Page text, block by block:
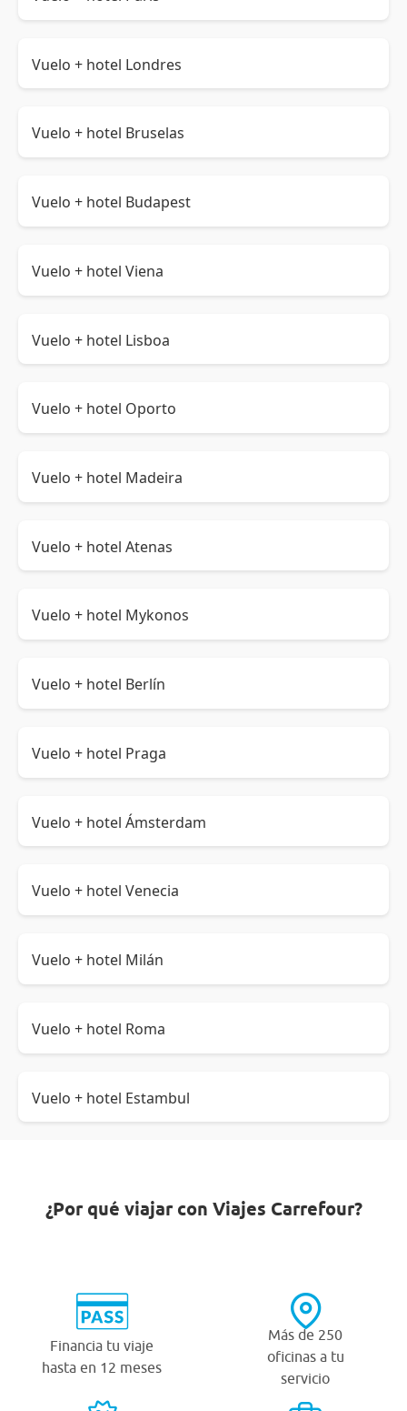
Vuelo + hotel Londres
Vuelo + hotel Bruselas
Vuelo + hotel Budapest
Vuelo + hotel Viena
Vuelo + hotel Lisboa
Vuelo + hotel Oporto
Vuelo + hotel Madeira
Vuelo + hotel Atenas
Vuelo + hotel Mykonos
Vuelo + hotel Berlín
Vuelo + hotel Praga
Vuelo + hotel Ámsterdam
Vuelo + hotel Venecia
Vuelo + hotel Milán
Vuelo + hotel Roma
Vuelo + hotel Estambul
¿Por qué viajar con Viajes Carrefour?
Financia tu viaje
hasta en 12 meses
Más de 250
oficinas a tu
servicio